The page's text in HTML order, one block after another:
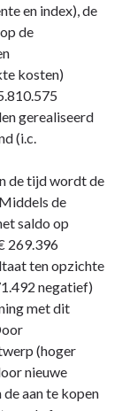
en index), de
de
kosten)
gerealiseerd
(i.c.
de tijd wordt de
de
saldo op
269.396
ten opzichte
negatief)
met dit
(hoger
nieuwe
aan te kopen